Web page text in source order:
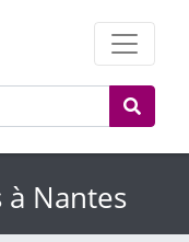
à Nantes